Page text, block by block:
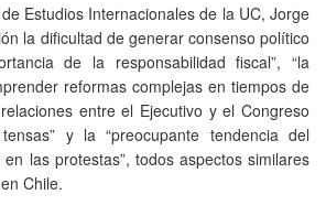
Estudios Internacionales de la UC, Jorge
la dificultad de generar consenso político
de la responsabilidad fiscal”, “la
reformas complejas en tiempos de
entre el Ejecutivo y el Congreso
y la “preocupante tendencia del
las protestas”, todos aspectos similares
Chile.